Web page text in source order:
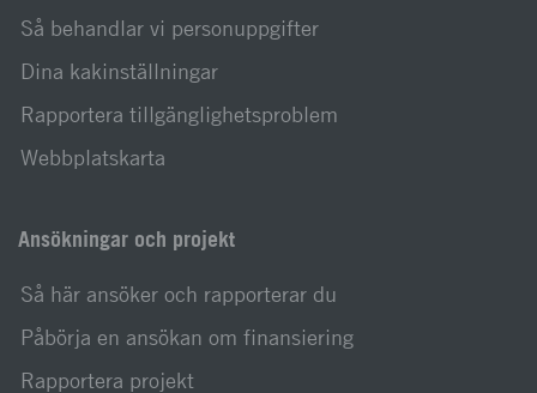
Så behandlar vi personuppgifter
Dina kakinställningar
Rapportera tillgänglighetsproblem
Webbplatskarta
Ansökningar och projekt
Så här ansöker och rapporterar du
Påbörja en ansökan om finansiering
Rapportera projekt